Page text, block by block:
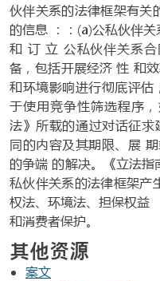
伙伴关系的法律框架有关
的信息 ：：(a)公私伙伴
和 订 立 公私伙伴关系
备，包括开展经济 性 和
和环境影响进行彻底评估
于使用竞争性筛选程序
法》所载的通过对话征
同的内容及其期限、展
的争端 的解决。《立法
私伙伴关系的法律框架产
权法、环境法、担保权益
和消费者保护。
其他资源
案文